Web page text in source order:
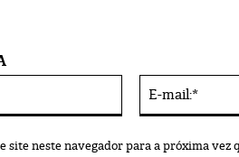
site neste navegador para a próxima vez